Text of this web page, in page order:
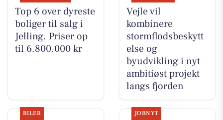
Top 6 over dyreste
boliger til salg i
Jelling. Priser op
til 6.800.000 kr
Vejle vil
kombinere
stormflodsbeskytt
else og
byudvikling i nyt
ambitiøst projekt
langs fjorden
BILER JOBNYT